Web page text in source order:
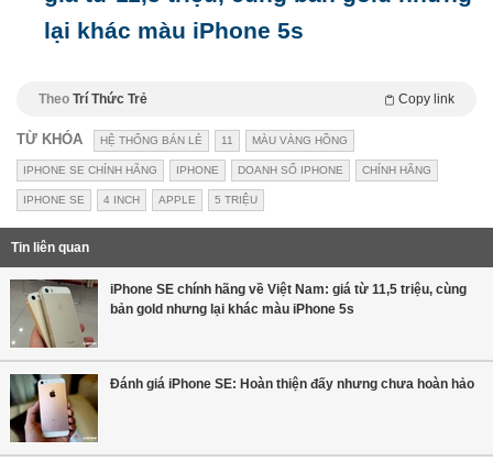
lại khác màu iPhone 5s
Theo Trí Thức Trẻ Copy link
TỪ KHÓA HỆ THỐNG BÁN LẺ 11 MÀU VÀNG HỒNG
IPHONE SE CHÍNH HÃNG IPHONE DOANH SỐ IPHONE CHÍNH HÃNG
IPHONE SE 4 INCH APPLE 5 TRIỆU
Tin liên quan
iPhone SE chính hãng về Việt Nam: giá từ 11,5 triệu, cùng
bản gold nhưng lại khác màu iPhone 5s
Đánh giá iPhone SE: Hoàn thiện đấy nhưng chưa hoàn hảo